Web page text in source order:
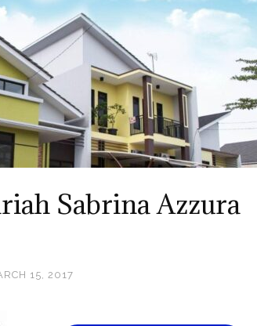
Sabrina Azzura
15, 2017